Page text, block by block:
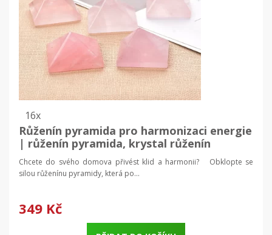
16x
Růženín pyramida pro harmonizaci energie
| růženín pyramida, krystal růženín
Chcete do svého domova přivést klid a harmonii? Obklopte se
silou růženínu pyramidy, která po...
349 Kč